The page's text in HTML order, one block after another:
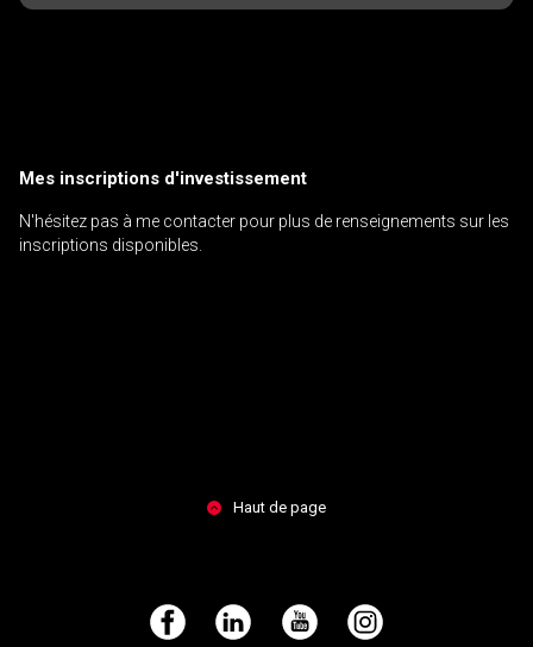
Mes inscriptions d'investissement
N'hésitez pas à me contacter pour plus de renseignements sur les
inscriptions disponibles.
Haut de page
Facebook LinkedIn YouTube Instagram